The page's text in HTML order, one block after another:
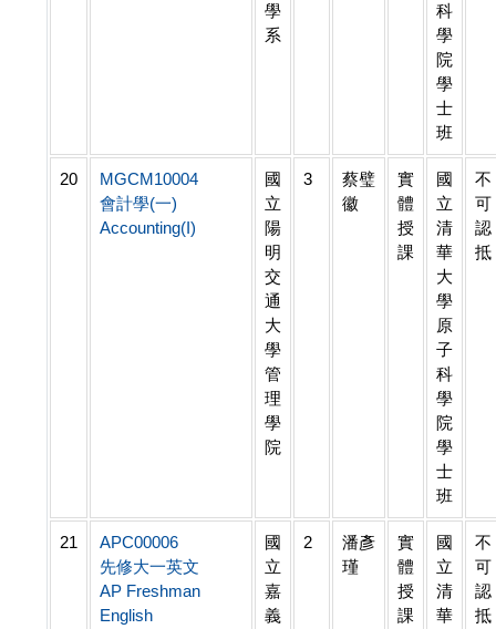
學
系
科
學
院
學
士
班
20
MGCM10004
會計學(一)
Accounting(I)
國
立
陽
明
交
通
大
學
管
理
學
院
3
蔡璧
徽
實
體
授
課
國
立
清
華
大
學
原
子
科
學
院
學
士
班
不
可
認
抵
21
APC00006
先修大一英文
AP Freshman
English
國
立
嘉
義
2
潘彥
瑾
實
體
授
課
國
立
清
華
不
可
認
抵